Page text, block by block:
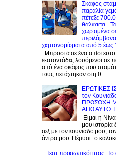
Σκάφος
παραλία
πέταξε
θάλασσα -
χωρισμένα
χαρτονομίσματα από 5 έως
Μπροστά σε ένα
εκατοντάδες λουόμενοι σε
από ένα σκάφος που
τους πετάχτηκαν στη θ...
ΕΡΩΤΙΚΕΣ
τον
ΠΡΟΣΟΧΗ
ΑΠΟ ΑΥΤΟ
Είμαι η
μου ιστορία
σεξ με τον κουνιάδο μου,
άντρα μου! Πέρυσι το
Τεστ προσωπικότητας: